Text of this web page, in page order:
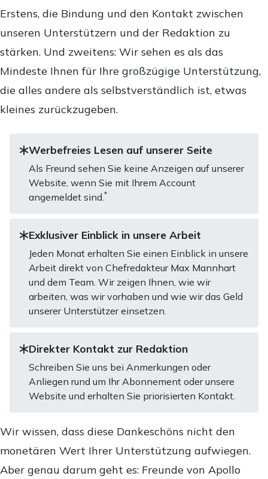
Erstens, die Bindung und den Kontakt zwischen
unseren Unterstützern und der Redaktion zu
stärken. Und zweitens: Wir sehen es als das
Mindeste Ihnen für Ihre großzügige Unterstützung,
die alles andere als selbstverständlich ist, etwas
kleines zurückzugeben.
Werbefreies Lesen auf unserer Seite
Als Freund sehen Sie keine Anzeigen auf unserer
Website, wenn Sie mit Ihrem Account
angemeldet sind.*
Exklusiver Einblick in unsere Arbeit
Jeden Monat erhalten Sie einen Einblick in unsere
Arbeit direkt von Chefredakteur Max Mannhart
und dem Team. Wir zeigen Ihnen, wie wir
arbeiten, was wir vorhaben und wie wir das Geld
unserer Unterstützer einsetzen.
Direkter Kontakt zur Redaktion
Schreiben Sie uns bei Anmerkungen oder
Anliegen rund um Ihr Abonnement oder unsere
Website und erhalten Sie priorisierten Kontakt.
Wir wissen, dass diese Dankeschöns nicht den
monetären Wert Ihrer Unterstützung aufwiegen.
Aber genau darum geht es: Freunde von Apollo